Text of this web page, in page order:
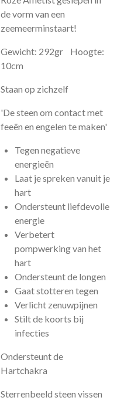
de vorm van een
zeemeerminstaart!
Gewicht: 292gr Hoogte:
10cm
Staan op zichzelf
'De steen om contact met
feeën en engelen te maken'
Tegen negatieve
energieën
Laat je spreken vanuit je
hart
Ondersteunt liefdevolle
energie
Verbetert
pompwerking van het
hart
Ondersteunt de longen
Gaat stotteren tegen
Verlicht zenuwpijnen
Stilt de koorts bij
infecties
Ondersteunt de
Hartchakra
Sterrenbeeld steen vissen